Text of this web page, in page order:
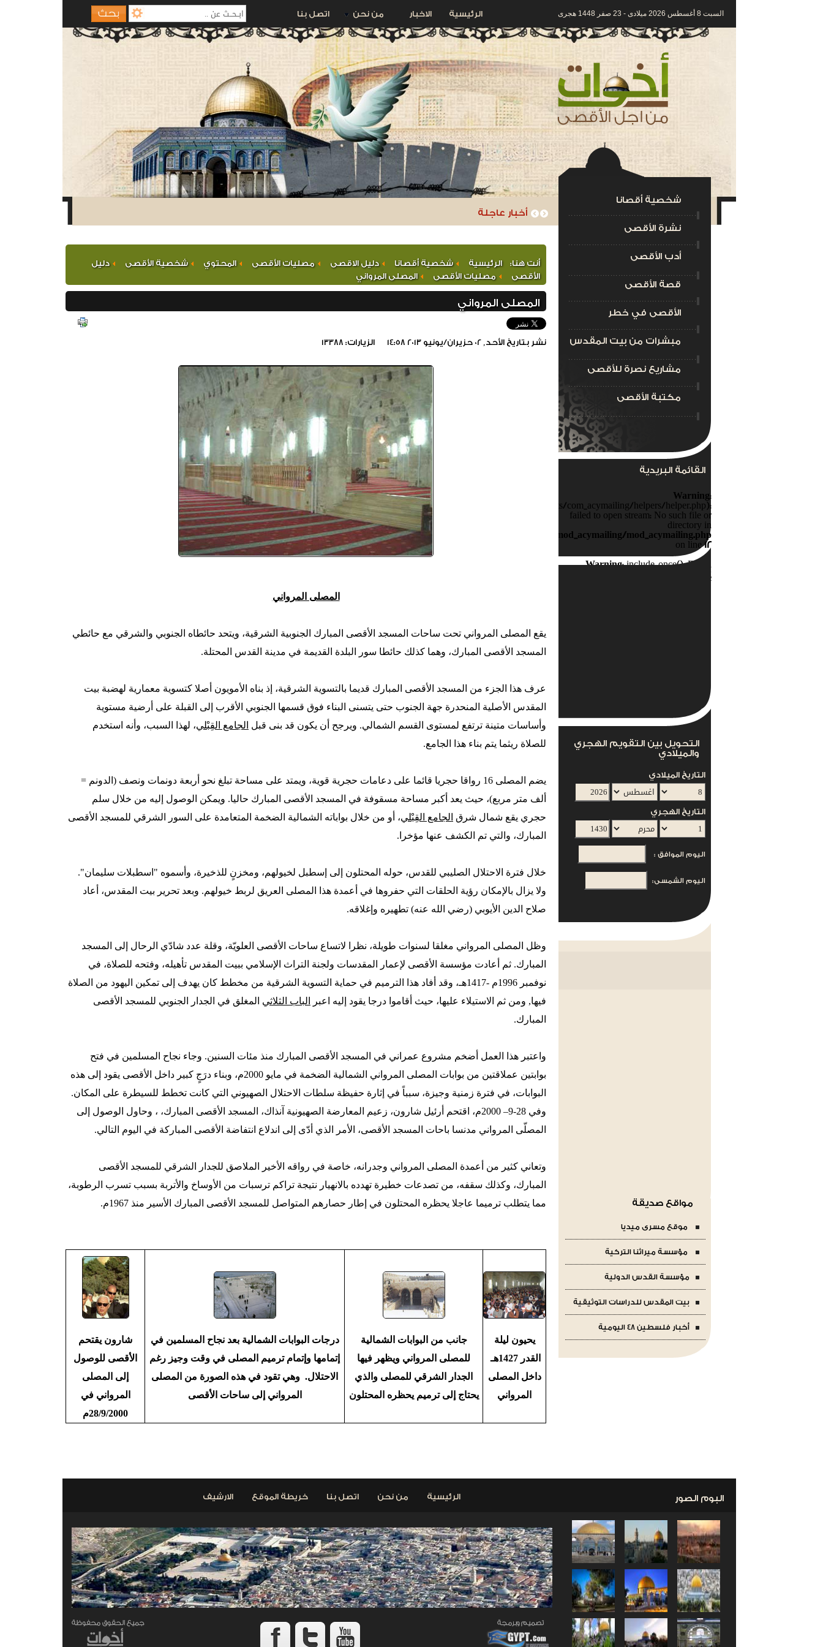
السبت 8 أغسطس 2026 ميلادى - 23 صفر 1448 هجرى الرئيسية الاخبار من نحن اتصل بنا
أخبار عاجلة
شخصية أقصانا
نشرة الأقصى
أدب الأقصى
قصة الأقصى
الأقصى في خطر
مبشرات من بيت المقدس
مشاريع نصرة للأقصى
مكتبة الأقصى
القائمة البريدية
Warning:
include_once(/home/foraqsa/public_html/administrator/components/com_acymailing/helpers/helper.php):
failed to open stream: No such file or
directory in
/home/foraqsa/public_html/modules/mod_acymailing/mod_acymailing.php
on line12
Warning: include_once(): Failed
opening
'/home/foraqsa/public_html/administrator/components/com_acymailing/helpers/helper.php'
التحويل بين التقويم الهجري
والميلادي
التاريخ الميلادي
التاريخ الهجري
اليوم الموافق :
اليوم الشمسى:
مواقع صديقة
موقع مسرى ميديا
مؤسسة ميراثنا التركية
مؤسسة القدس الدولية
بيت المقدس للدراسات التوثيقية
أخبار فلسطين 48 اليومية
أنت هنا: الرئيسية شخصية أقصانا دليل الاقصى مصليات الأقصى المحتوي شخصية الأقصى
دليل
الأقصى
مصليات الأقصى المصلى المرواني
المصلى المرواني
نشر بتاريخ الأحد, 02 حزيران/يونيو 2013 14:58 الزيارات: 13388
المصلى المرواني
يقع المصلى المرواني تحت ساحات المسجد الأقصى المبارك الجنوبية الشرقية، ويتحد حائطاه الجنوبي والشرقي مع حائطي
المسجد الأقصى المبارك، وهما كذلك حائطا سور البلدة القديمة في مدينة القدس المحتلة.
عرف هذا الجزء من المسجد الأقصى المبارك قديما بالتسوية الشرقية، إذ بناه الأمويون أصلا كتسوية معمارية لهضبة بيت
المقدس الأصلية المنحدرة جهة الجنوب حتى يتسنى البناء فوق قسمها الجنوبي الأقرب إلى القبلة على أرضية مستوية
وأساسات متينة ترتفع لمستوى القسم الشمالي. ويرجح أن يكون قد بنى قبل الجامع القِبْلي، لهذا السبب، وأنه استخدم
للصلاة ريثما يتم بناء هذا الجامع.
يضم المصلى 16 رواقا حجريا قائما على دعامات حجرية قوية، ويمتد على مساحة تبلغ نحو أربعة دونمات ونصف (الدونم =
ألف متر مربع)، حيث يعد أكبر مساحة مسقوفة في المسجد الأقصى المبارك حاليا. ويمكن الوصول إليه من خلال سلم
حجري يقع شمال شرق الجامع القِبْلي، أو من خلال بواباته الشمالية الضخمة المتعامدة على السور الشرقي للمسجد الأقصى
المبارك، والتي تم الكشف عنها مؤخرا.
خلال فترة الاحتلال الصليبي للقدس، حوله المحتلون إلى إسطبل لخيولهم، ومخزنٍ للذخيرة، وأسموه "اسطبلات سليمان".
ولا يزال بالإمكان رؤية الحلقات التي حفروها في أعمدة هذا المصلى العريق لربط خيولهم. وبعد تحرير بيت المقدس، أعاد
صلاح الدين الأيوبي (رضي الله عنه) تطهيره وإغلاقه.
وظل المصلى المرواني مغلقا لسنوات طويلة، نظرا لاتساع ساحات الأقصى العلويّة، وقلة عدد شادّي الرحال إلى المسجد
المبارك. ثم أعادت مؤسسة الأقصى لإعمار المقدسات ولجنة التراث الإسلامي ببيت المقدس تأهيله، وفتحه للصلاة، في
نوفمبر 1996م -1417هـ، وقد أفاد هذا الترميم في حماية التسوية الشرقية من مخطط كان يهدف إلى تمكين اليهود من الصلاة
فيها, ومن ثم الاستيلاء عليها، حيث أقاموا درجا يقود إليه اعبر
الباب الثلاثي المغلق في الجدار الجنوبي للمسجد الأقصى
المبارك.
واعتبر هذا العمل أضخم مشروع عمراني في المسجد الأقصى المبارك منذ مئات السنين. وجاء نجاح المسلمين في فتح
بوابتين عملاقتين من بوابات المصلى المرواني الشمالية الضخمة في مايو 2000م، وبناء درَجٍ كبير داخل الأقصى يقود إلى هذه
البوابات، في فترة زمنية وجيزة، سبباً في إثارة حفيظة سلطات الاحتلال الصهيوني التي كانت تخطط للسيطرة على المكان.
وفي 28-9– 2000م، اقتحم أرئيل شارون، زعيم المعارضة الصهيونية آنذاك، المسجد الأقصى المبارك، ، وحاول الوصول إلى
المصلّى المرواني مدنسا باحات المسجد الأقصى، الأمر الذي أدّى إلى اندلاع انتفاضة الأقصى المباركة في اليوم التالي.
وتعاني كثير من أعمدة المصلى المرواني وجدرانه، خاصة في رواقه الأخير الملاصق للجدار الشرقي للمسجد الأقصى
المبارك، وكذلك سقفه، من تصدعات خطيرة تهدده بالانهيار نتيجة تراكم ترسبات من الأوساخ والأتربة بسبب تسرب الرطوبة،
مما يتطلب ترميما عاجلا يحظره المحتلون في إطار حصارهم المتواصل للمسجد الأقصى المبارك الأسير منذ 1967م.
يحيون ليلة
القدر 1427هـ
داخل المصلى
المرواني
جانب من البوابات الشمالية
للمصلى المرواني ويظهر فيها
الجدار الشرقي للمصلى والذي
يحتاج إلى ترميم يحظره المحتلون
درجات البوابات الشمالية بعد نجاح المسلمين في
إتمامها وإتمام ترميم المصلى في وقت وجيز رغم
الاحتلال. وهي تقود في هذه الصورة من المصلى
المرواني إلى ساحات الأقصى
شارون يقتحم
الأقصى للوصول
إلى المصلى
المرواني في
28/9/2000م
الرئيسية من نحن اتصل بنا خريطة الموقع الارشيف البوم الصور